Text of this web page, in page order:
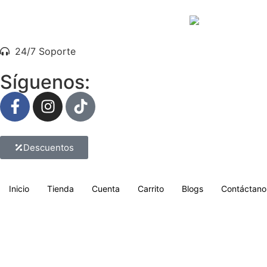
24/7 Soporte
Síguenos:
Descuentos
Inicio Tienda Cuenta Carrito Blogs